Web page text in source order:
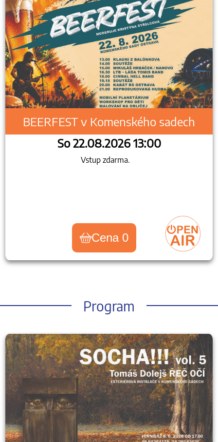
BEERFEST v Komenského sadech
So 22.08.2026 13:00
Vstup zdarma.
Cena 0
Program